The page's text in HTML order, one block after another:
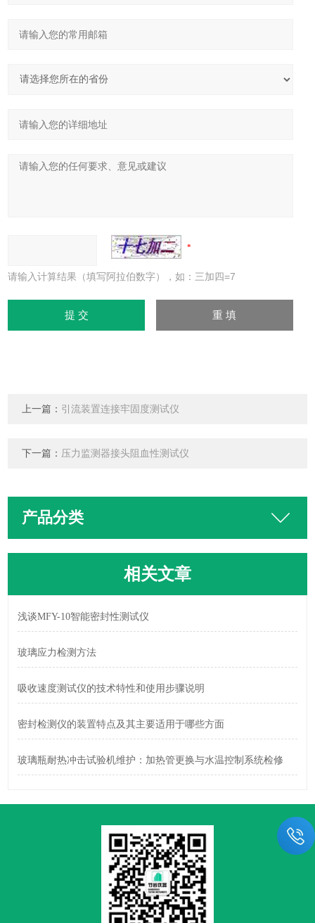
请输入计算结果（填写阿拉伯数字），如：三加四=7
上一篇： 引流装置连接牢固度测试仪
下一篇： 压力监测器接头阻血性测试仪
产品分类
相关文章
浅谈MFY-10智能密封性测试仪
玻璃应力检测方法
吸收速度测试仪的技术特性和使用步骤说明
密封检测仪的装置特点及其主要适用于哪些方面
玻璃瓶耐热冲击试验机维护：加热管更换与水温控制系统检修